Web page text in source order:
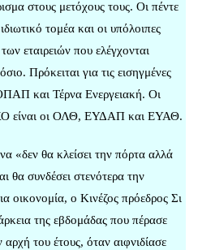
στους μετόχους τους. Οι πέντε
τομέα και οι υπόλοιπες
εταιρειών που ελέγχονται
Πρόκειται για τις εισηγμένες
και Τέρνα Ενεργειακή. Οι
είναι οι ΟΛΘ, ΕΥΔΑΠ και ΕΥΑΘ.
«δεν θα κλείσει την πόρτα αλλά
θα συνδέσει στενότερα την
οικονομία, ο Κινέζος πρόεδρος Σι
της εβδομάδας που πέρασε
του έτους, όταν αιφνιδίασε